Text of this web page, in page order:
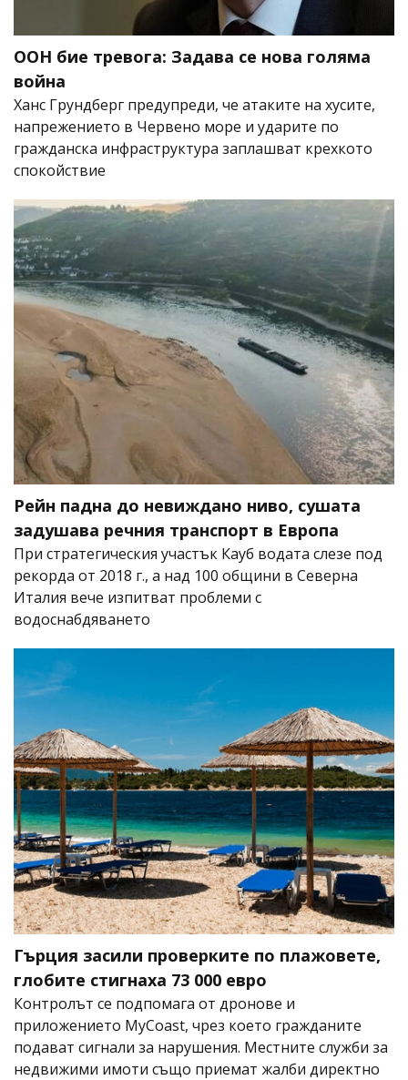
ООН бие тревога: Задава се нова голяма
война
Ханс Грундберг предупреди, че атаките на хусите,
напрежението в Червено море и ударите по
гражданска инфраструктура заплашват крехкото
спокойствие
Рейн падна до невиждано ниво, сушата
задушава речния транспорт в Европа
При стратегическия участък Кауб водата слезе под
рекорда от 2018 г., а над 100 общини в Северна
Италия вече изпитват проблеми с
водоснабдяването
Гърция засили проверките по плажовете,
глобите стигнаха 73 000 евро
Контролът се подпомага от дронове и
приложението MyCoast, чрез което гражданите
подават сигнали за нарушения. Местните служби за
недвижими имоти също приемат жалби директно